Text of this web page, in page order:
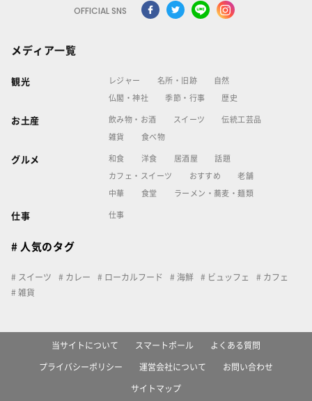
OFFICIAL SNS
メディア一覧
観光 レジャー 名所・旧跡 自然
仏閣・神社 季節・行事 歴史
お土産 飲み物・お酒 スイーツ 伝統工芸品
雑貨 食べ物
グルメ 和食 洋食 居酒屋 話題
カフェ・スイーツ おすすめ 老舗
中華 食堂 ラーメン・蕎麦・麺類
仕事 仕事
# 人気のタグ
スイーツ カレー ローカルフード 海鮮 ビュッフェ
カフェ
雑貨
当サイトについて スマートポール よくある質問
プライバシーポリシー 運営会社について お問い合わせ
サイトマップ